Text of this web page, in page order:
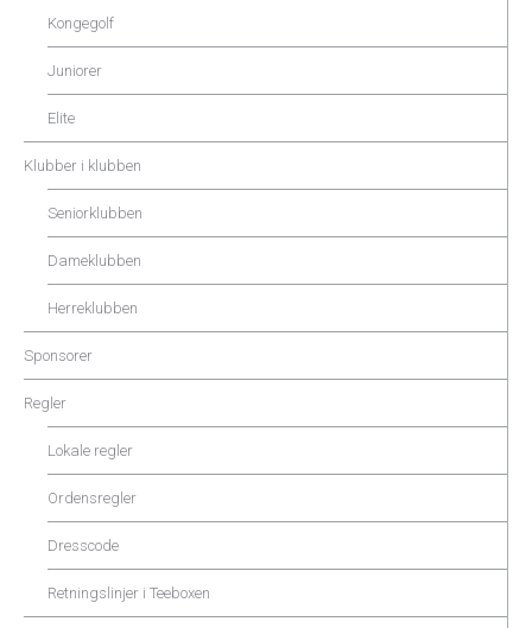
Kongegolf
Juniorer
Elite
Klubber i klubben
Seniorklubben
Dameklubben
Herreklubben
Sponsorer
Regler
Lokale regler
Ordensregler
Dresscode
Retningslinjer i Teeboxen